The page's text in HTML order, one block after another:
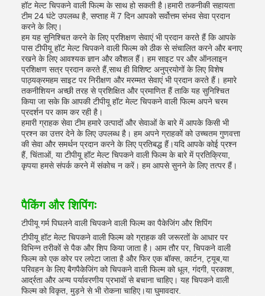
हॉट मेल्ट चिपकने वाली फिल्म के साथ हो सकती है।हमारी तकनीकी सहायता
टीम 24 घंटे उपलब्ध है, सप्ताह में 7 दिन आपको सर्वोत्तम संभव सेवा प्रदान
करने के लिए।
हम यह सुनिश्चित करने के लिए प्रशिक्षण सेवाएं भी प्रदान करते हैं कि आपके
पास टीपीयू हॉट मेल्ट चिपकने वाली फिल्म को ठीक से संचालित करने और बनाए
रखने के लिए आवश्यक ज्ञान और कौशल हैं। हम साइट पर और ऑनलाइन
प्रशिक्षण सत्र प्रदान करते हैं,साथ ही विशिष्ट अनुप्रयोगों के लिए विशेष
पाठ्यक्रमहम साइट पर निरीक्षण और मरम्मत सेवाएं भी प्रदान करते हैं। हमारे
तकनीशियन अच्छी तरह से प्रशिक्षित और प्रमाणित हैं ताकि यह सुनिश्चित
किया जा सके कि आपकी टीपीयू हॉट मेल्ट चिपकने वाली फिल्म अपने चरम
प्रदर्शन पर काम कर रही है।
हमारी ग्राहक सेवा टीम हमारे उत्पादों और सेवाओं के बारे में आपके किसी भी
प्रश्न का उत्तर देने के लिए उपलब्ध है। हम अपने ग्राहकों को उच्चतम गुणवत्ता
की सेवा और समर्थन प्रदान करने के लिए प्रतिबद्ध हैं।यदि आपके कोई प्रश्न
हैं, चिंताओं, या टीपीयू हॉट मेल्ट चिपकने वाली फिल्म के बारे में प्रतिक्रिया,
कृपया हमसे संपर्क करने में संकोच न करें। हम आपसे सुनने के लिए तत्पर हैं।
पैकिंग और शिपिंगः
टीपीयू गर्म पिघलने वाली चिपकने वाली फिल्म का पैकेजिंग और शिपिंग
टीपीयू हॉट मेल्ट चिपकने वाली फिल्म को ग्राहक की जरूरतों के आधार पर
विभिन्न तरीकों से पैक और शिप किया जाता है। आम तौर पर, चिपकने वाली
फिल्म को एक कोर पर लपेटा जाता है और फिर एक बॉक्स, कार्टन, ट्यूब,या
परिवहन के लिए बैगपैकेजिंग को चिपकने वाली फिल्म को धूल, गंदगी, प्रकाश,
आर्द्रता और अन्य पर्यावरणीय प्रभावों से बचाना चाहिए। यह चिपकने वाली
फिल्म को विकृत, मुड़ने से भी रोकना चाहिए।या घुमावदार.